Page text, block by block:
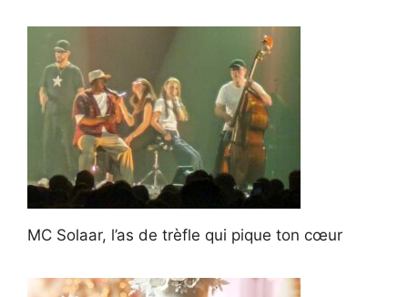
MC Solaar, l’as de trèfle qui pique ton cœur